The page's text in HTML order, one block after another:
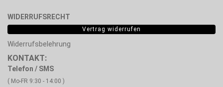
WIDERRUFSRECHT
Vertrag widerrufen
Widerrufsbelehrung
KONTAKT:
Telefon / SMS
( Mo-FR 9:30 - 14:00 )